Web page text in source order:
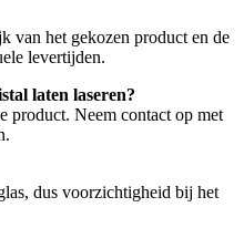
van het gekozen product en de
levertijden.
laten laseren?
product. Neem contact op met
dus voorzichtigheid bij het